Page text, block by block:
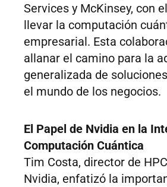
Services y McKinsey, con
llevar la computación
empresarial. Esta
allanar el camino para la
generalizada de
el mundo de los negocios.
El Papel de Nvidia en la
Computación Cuántica
Tim Costa, director de
Nvidia, enfatizó la